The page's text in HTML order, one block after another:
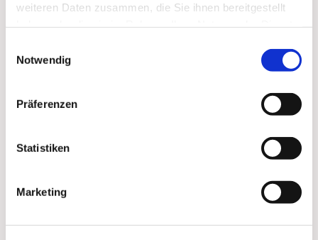
weiteren Daten zusammen, die Sie ihnen bereitgestellt
Notwendig
Präferenzen
Statistiken
Marketing